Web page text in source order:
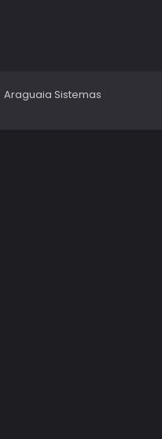
Araguaia Sistemas